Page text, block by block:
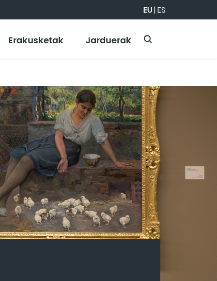
EU|ES
Erakusketak Jarduerak